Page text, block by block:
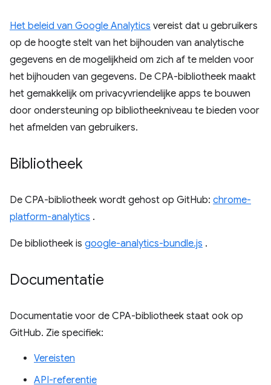
Het beleid van Google Analytics vereist dat u gebruikers
op de hoogte stelt van het bijhouden van analytische
gegevens en de mogelijkheid om zich af te melden voor
het bijhouden van gegevens. De CPA-bibliotheek maakt
het gemakkelijk om privacyvriendelijke apps te bouwen
door ondersteuning op bibliotheekniveau te bieden voor
het afmelden van gebruikers.
Bibliotheek
De CPA-bibliotheek wordt gehost op GitHub: chrome-
platform-analytics .
De bibliotheek is google-analytics-bundle.js .
Documentatie
Documentatie voor de CPA-bibliotheek staat ook op
GitHub. Zie specifiek:
Vereisten
API-referentie